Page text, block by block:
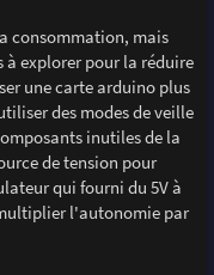
consommation, mais
à explorer pour la réduire
une carte arduino plus
des modes de veille
inutiles de la
de tension pour
qui fourni du 5V à
l'autonomie par